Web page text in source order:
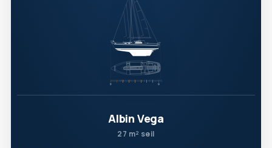
Albin Vega
27 m² seil